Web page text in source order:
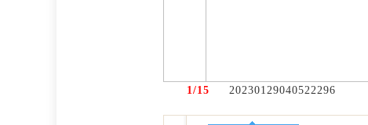
1/15 20230129040522296